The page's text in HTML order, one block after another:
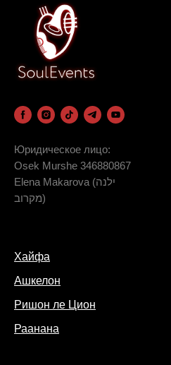
Юридическое лицо:
Osek Murshe 346880867
Elena Makarova (ילנה
מקרוב)
Хайфа
Ашкелон
Ришон ле Цион
Раанана